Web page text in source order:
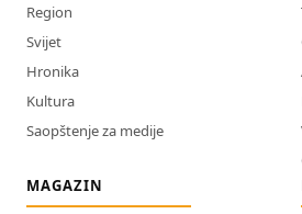
Region
Svijet
Hronika
Kultura
Saopštenje za medije
MAGAZIN